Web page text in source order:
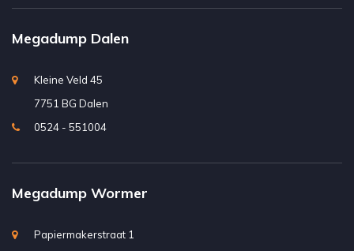
Megadump Dalen
Kleine Veld 45
7751 BG Dalen
0524 - 551004
Megadump Wormer
Papiermakerstraat 1